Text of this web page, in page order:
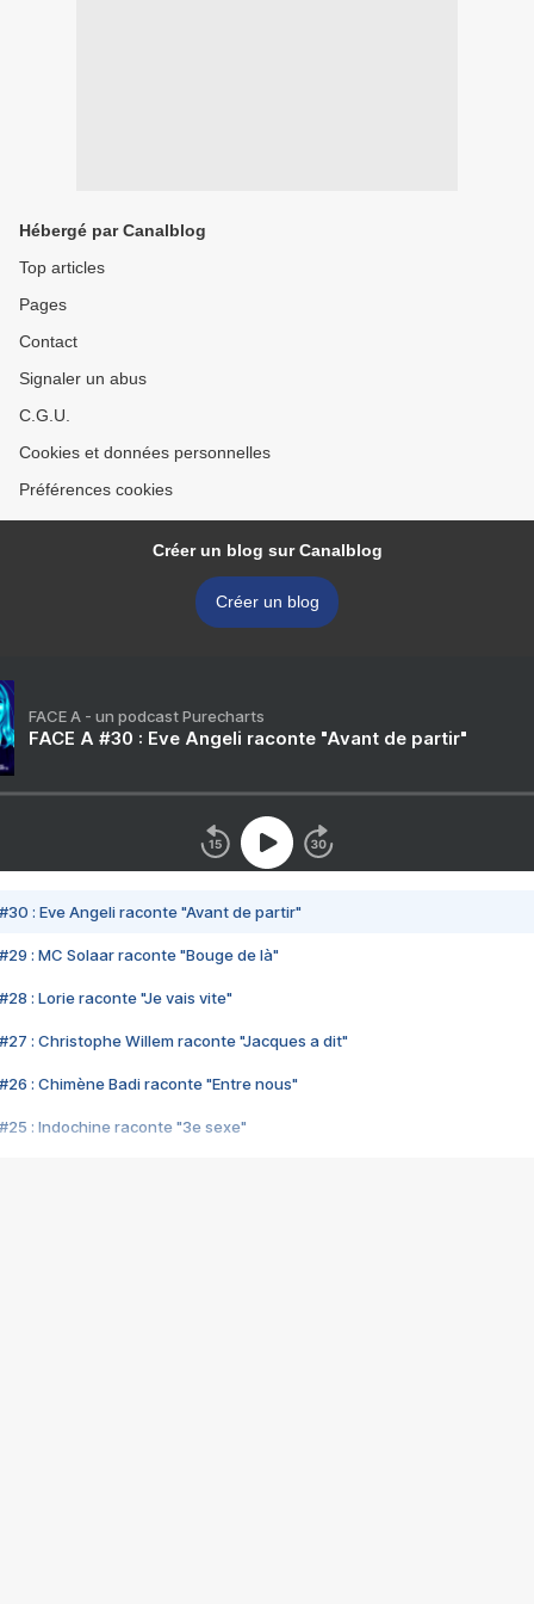
Hébergé par Canalblog
Top articles
Pages
Contact
Signaler un abus
C.G.U.
Cookies et données personnelles
Préférences cookies
Créer un blog sur Canalblog
Créer un blog
FACE A - un podcast Purecharts
FACE A #30 : Eve Angeli raconte "Avant de partir"
#30 : Eve Angeli raconte "Avant de partir"
#29 : MC Solaar raconte "Bouge de là"
#28 : Lorie raconte "Je vais vite"
#27 : Christophe Willem raconte "Jacques a dit"
#26 : Chimène Badi raconte "Entre nous"
#25 : Indochine raconte "3e sexe"